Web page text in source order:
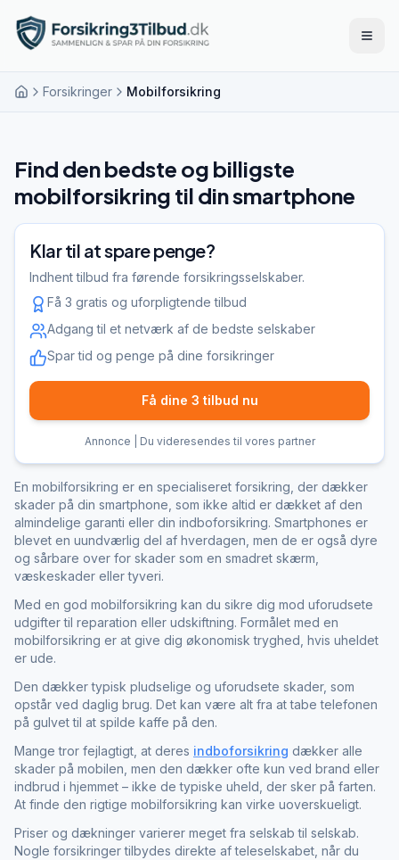
Åbn
Forsikringer Mobilforsikring
Find den bedste og billigste
mobilforsikring til din smartphone
Klar til at spare penge?
Indhent tilbud fra førende forsikringsselskaber.
Få 3 gratis og uforpligtende tilbud
Adgang til et netværk af de bedste selskaber
Spar tid og penge på dine forsikringer
Få dine 3 tilbud nu
Annonce | Du videresendes til vores partner
En mobilforsikring er en specialiseret forsikring, der dækker
skader på din smartphone, som ikke altid er dækket af den
almindelige garanti eller din indboforsikring. Smartphones er
blevet en uundværlig del af hverdagen, men de er også dyre
og sårbare over for skader som en smadret skærm,
væskeskader eller tyveri.
Med en god mobilforsikring kan du sikre dig mod uforudsete
udgifter til reparation eller udskiftning. Formålet med en
mobilforsikring er at give dig økonomisk tryghed, hvis uheldet
er ude.
Den dækker typisk pludselige og uforudsete skader, som
opstår ved daglig brug. Det kan være alt fra at tabe telefonen
på gulvet til at spilde kaffe på den.
Mange tror fejlagtigt, at deres indboforsikring dækker alle
skader på mobilen, men den dækker ofte kun ved brand eller
indbrud i hjemmet – ikke de typiske uheld, der sker på farten.
At finde den rigtige mobilforsikring kan virke uoverskueligt.
Priser og dækninger varierer meget fra selskab til selskab.
Nogle forsikringer tilbydes direkte af teleselskabet, når du